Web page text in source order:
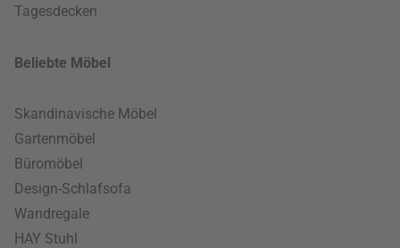
Tagesdecken
Beliebte Möbel
Skandinavische Möbel
Gartenmöbel
Büromöbel
Design-Schlafsofa
Wandregale
HAY Stuhl